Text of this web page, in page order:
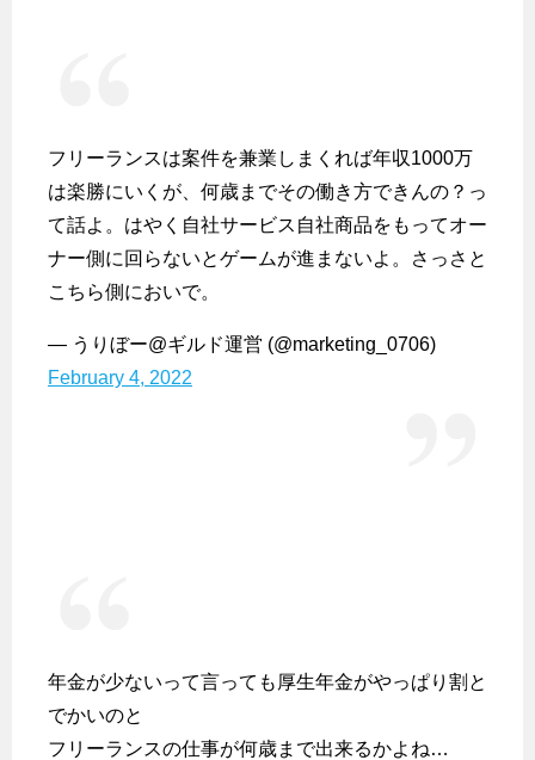
フリーランスは案件を兼業しまくれば年収1000万
は楽勝にいくが、何歳までその働き方できんの？っ
て話よ。はやく自社サービス自社商品をもってオー
ナー側に回らないとゲームが進まないよ。さっさと
こちら側においで。
— うりぼー@ギルド運営 (@marketing_0706)
February 4, 2022
年金が少ないって言っても厚生年金がやっぱり割と
でかいのと
フリーランスの仕事が何歳まで出来るかよね…